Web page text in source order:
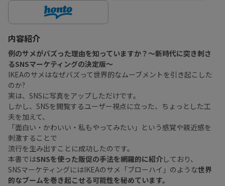
内容紹介
例のサメがバズった理由を知っていますか？〜新時代に突き刺さ
るSNSマーケティングの決定版〜
IKEAのサメはなぜバズって世界的なムーブメントを引き起こした
のか?
実は、SNSに写真をアップしただけです。
しかし、SNSを閲覧するユーザー視点に立った、ちょっとした工
夫を加えて、
「面白い・かわいい・私もやってみたい」という感覚や親近感を
刺激することで
流行を生み出すことに成功したのです。
本書ではSNSを使った販促の手法を網羅的に紹介しており、
SNSマーケティングにはIKEAのサメ「ブローハイ」のような世界
的なブームを巻き起こせる可能性を秘めています。